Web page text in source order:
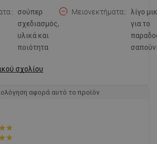
σούπερ
σχεδιασμός,
υλικά και
ποιότητα
Μειονεκτήματα:
λίγο
για το
σχολίου
αφορά αυτό το προϊόν